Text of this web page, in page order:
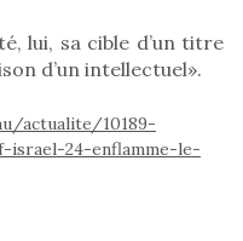
lui, sa cible d’un titre
d’un intellectuel».
actualite/10189-
israel-24-enflamme-le-